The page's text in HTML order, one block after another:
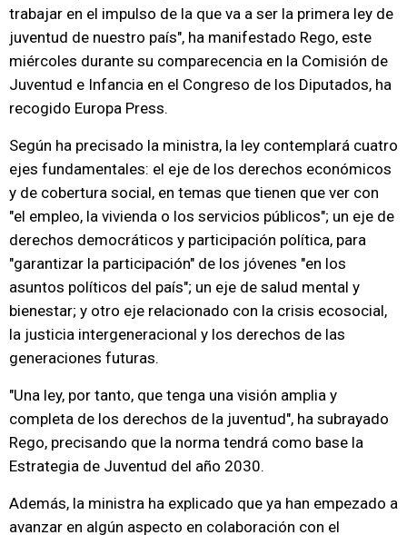
trabajar en el impulso de la que va a ser la primera ley de
juventud de nuestro país", ha manifestado Rego, este
miércoles durante su comparecencia en la Comisión de
Juventud e Infancia en el Congreso de los Diputados, ha
recogido Europa Press.
Según ha precisado la ministra, la ley contemplará cuatro
ejes fundamentales: el eje de los derechos económicos
y de cobertura social, en temas que tienen que ver con
"el empleo, la vivienda o los servicios públicos"; un eje de
derechos democráticos y participación política, para
"garantizar la participación" de los jóvenes "en los
asuntos políticos del país"; un eje de salud mental y
bienestar; y otro eje relacionado con la crisis ecosocial,
la justicia intergeneracional y los derechos de las
generaciones futuras.
"Una ley, por tanto, que tenga una visión amplia y
completa de los derechos de la juventud", ha subrayado
Rego, precisando que la norma tendrá como base la
Estrategia de Juventud del año 2030.
Además, la ministra ha explicado que ya han empezado a
avanzar en algún aspecto en colaboración con el